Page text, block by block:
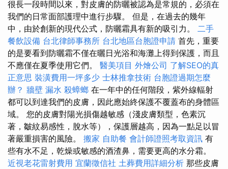
很長一段時間以來，對皮膚的防曬被認為是常規的，必須在
我們的日常面部護理中進行步驟。 但是，在過去的幾年
中，由於創新的現代公式，防曬霜具有新的吸引力。 二手
餐飲設備 台北律師事務所 台北地區台胞證申請 首先，重要
的是要看到防曬霜不僅在曬日光浴和海灘上得到保護，而且
不應僅在夏季使用它們。 醫美項目 外燴公司 了解SEO的真
正意思 裝潢費用一坪多少 士林推拿技術 台胞證過期怎麼
辦？ 牆壁 漏水 殺蟑螂 在一年中的任何階段，紫外線輻射
都可以到達我們的皮膚，因此應始終保護不覆蓋布的身體區
域。 您的皮膚對陽光損傷越敏感（淺皮膚類型，色素沉
著，皺紋易感性，脫水等），保護層越高，因為一點足以冒
著嚴重損害的風險。 搬家 自助餐 會計師證照考取資訊 有
些有水不足，乾燥或敏感的酒渣鼻，需要更高的水分霜。
近視老花雷射費用 宜蘭徵信社 土葬費用詳細分析 那些皮膚